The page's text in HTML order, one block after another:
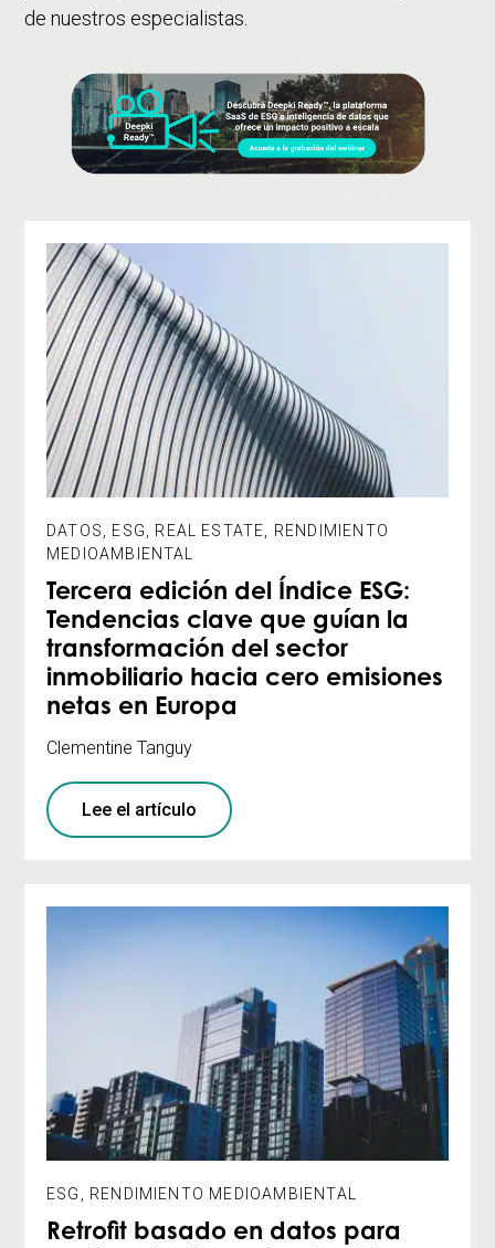
de nuestros especialistas.
DATOS ESG REAL ESTATE
RENDIMIENTO
MEDIOAMBIENTAL
Tercera edición del Índice ESG:
Tendencias clave que guían la
transformación del sector
inmobiliario hacia cero emisiones
netas en Europa
Clementine Tanguy
Lee el artículo
ESG RENDIMIENTO MEDIOAMBIENTAL
Retrofit basado en datos para